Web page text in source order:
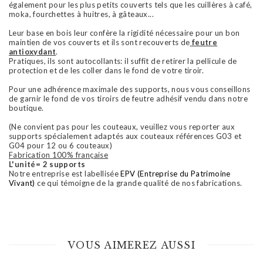
également pour les plus petits couverts tels que les cuillères à café,
moka, fourchettes à huitres, à gâteaux...
Leur base en bois leur confère la rigidité nécessaire pour un bon
maintien de vos couverts et ils sont recouverts de feutre
antioxydant.
Pratiques, ils sont autocollants: il suffit de retirer la pellicule de
protection et de les coller dans le fond de votre tiroir.
Pour une adhérencemaximale des supports, nous vous conseillons
de garnir le fond de vos tiroirs de feutre adhésif vendu dans notre
boutique.
(Ne convient pas pour les couteaux, veuillez vous reporter aux
supports spécialement adaptés aux couteaux références G03 et
G04 pour 12 ou 6 couteaux)
Fabrication 100% française
L'unité= 2 supports
Notre entreprise est labelliséeEPV (Entreprise du Patrimoine
Vivant) ce qui témoigne de la grande qualité de nos fabrications.
VOUS AIMEREZ AUSSI